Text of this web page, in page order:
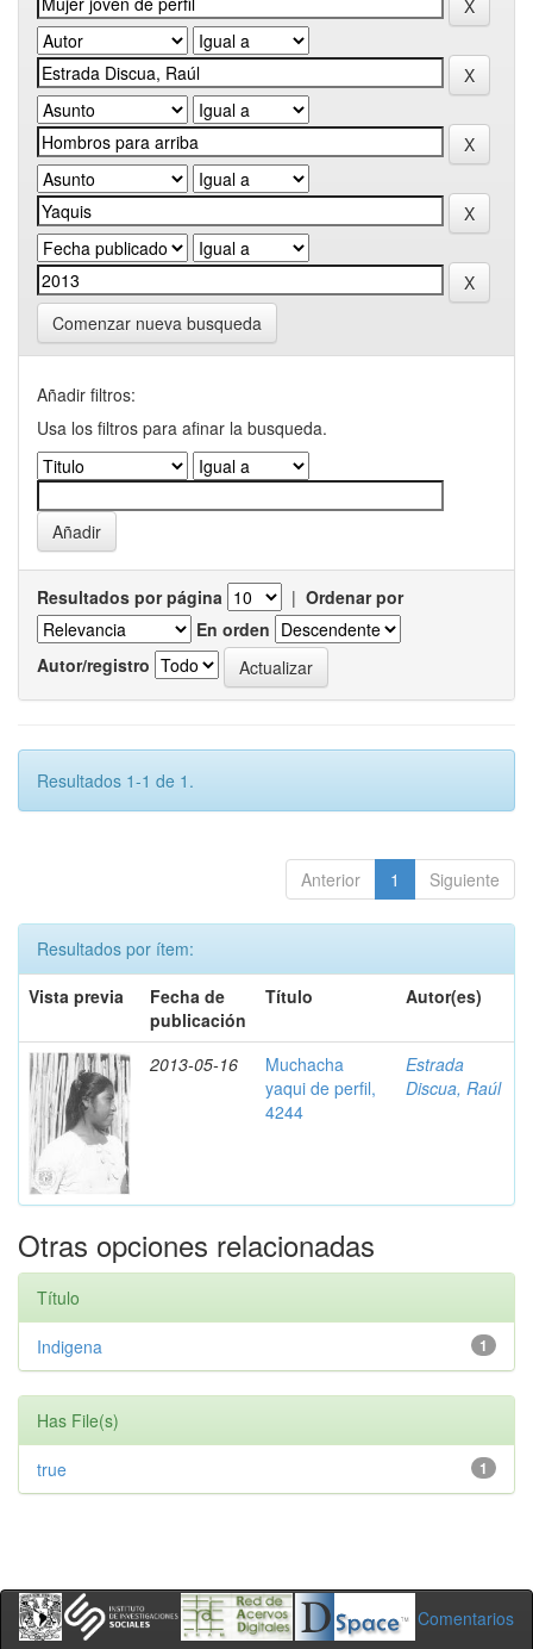
Comenzar nueva busqueda
Añadir filtros:
Usa los filtros para afinar la busqueda.
Resultados por página | Ordenar por
En orden
Autor/registro
Resultados 1-1 de 1.
Anterior 1 Siguiente
Resultados por ítem:
Vista previa
Fecha de
publicación
Título Autor(es)
2013-05-16
Muchacha
yaqui de perfil,
4244
Estrada
Discua, Raúl
Otras opciones relacionadas
Título
1
Indigena
Has File(s)
1
true
Comentarios